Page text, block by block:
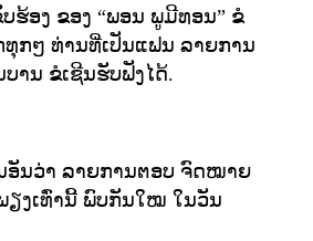
ຮ້ອງ ຂອງ “ພອນ ພູມີທອນ” ຂໍ
ກໆ ທ່ານທີ່ເປັນແຟນ ລາຍການ
ານ ຂໍເຊີນຮັບຟັງໄດ້.
ອັນວ່າ ລາຍການຕອບ ຈົດໝາຍ
ງເທົ່ານີ້ ພົບກັນໃໝ ໃນວັນ